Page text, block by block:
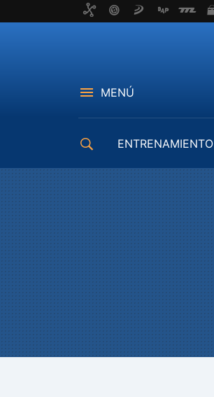
MENÚ
ENTRENAMIENTO